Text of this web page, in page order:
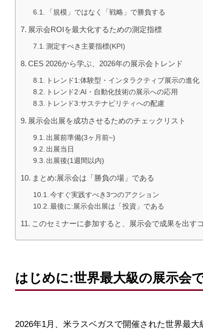
「規模」ではなく「戦略」で勝負する
展示会ROIを最大化するための測定指標
測定すべき主要指標(KPI)
CES 2026から学ぶ、2026年の展示会トレンド
トレンド1:体験型・インタラクティブ展示の進化
トレンド2:AI・自動化技術の展示への応用
トレンド3:サステナビリティへの配慮
展示会出展を成功させるためのチェックリスト
出展前準備(3ヶ月前~)
出展当日
出展後(1週間以内)
まとめ:展示会は「勝負の場」である
今すぐ実践すべき3つのアクション
最後に:展示会出展は「投資」である
このセミナーに参加すると、展示会で成果を出す
はじめに:世界最大級の展示会
2026年1月、米ラスベガスで開催された世界最